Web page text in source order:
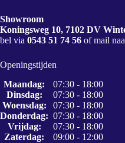
Showroom
Koningsweg 10, 7102 DV
bel via 0543 51 74 56 of mail
Openingstijden
Maandag:
07:30 - 18:00
Dinsdag:
07:30 - 18:00
Woensdag:
07:30 - 18:00
Donderdag: 07:30 - 18:00
Vrijdag:
07:30 - 18:00
Zaterdag:
09:00 - 12:00